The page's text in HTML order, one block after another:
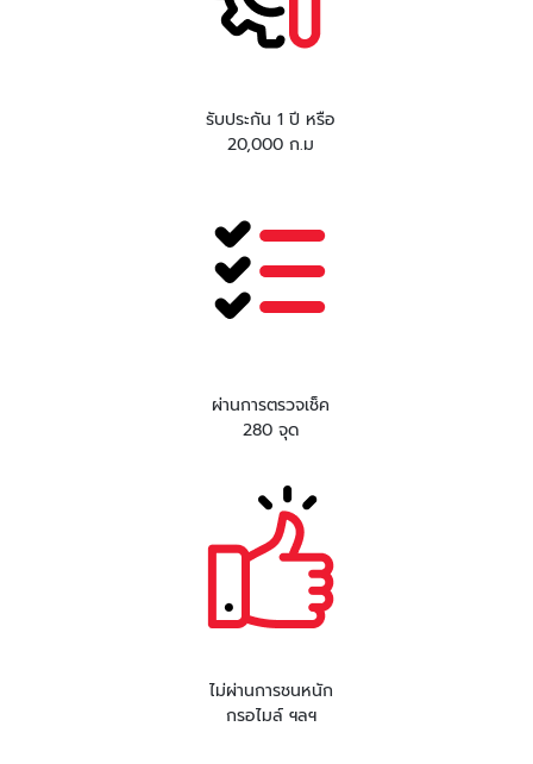
รับประกัน 1 ปี หรือ
20,000 ก.ม
ผ่านการตรวจเช็ค
280 จุด
ไม่ผ่านการชนหนัก
กรอไมล์ ฯลฯ